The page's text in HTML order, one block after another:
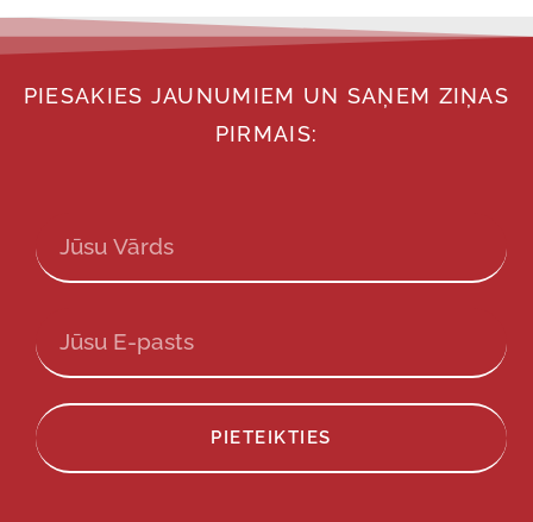
PIESAKIES JAUNUMIEM UN SAŅEM ZIŅAS
PIRMAIS:
PIETEIKTIES